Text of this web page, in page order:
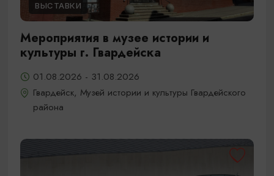
ВЫСТАВКИ
Мероприятия в музее истории и
культуры г. Гвардейска
01.08.2026 - 31.08.2026
Гвардейск, Музей истории и культуры Гвардейского
района